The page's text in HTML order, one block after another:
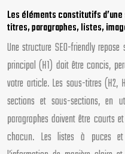
Les éléments constitutifs
titres, paragraphes, listes,
Une structure SEO-friendly
principal (H1) doit être concis,
votre article. Les sous-titres (H2,
sections et sous-sections, en
paragraphes doivent être courts
chacun. Les listes à puces et